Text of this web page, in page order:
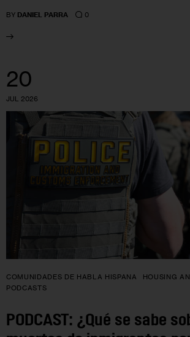
BY DANIEL PARRA 0
20
JUL 2026
COMUNIDADES DE HABLA HISPANA
HOUSING
PODCASTS
PODCAST: ¿Qué se sabe